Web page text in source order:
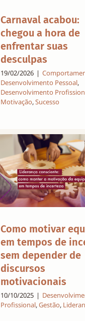
Carnaval acabou:
chegou a hora de
enfrentar suas
desculpas
19/02/2026 |
Desenvolvimento Pessoal,
Desenvolvimento
Motivação,Sucesso
Como motivar
em tempos de
sem depender de
discursos
motivacionais
10/10/2025 |
Profissional,Gestão,